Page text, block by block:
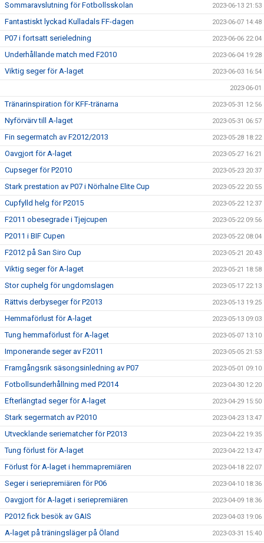
Sommaravslutning för Fotbollsskolan 2023-06-13 21:53
Fantastiskt lyckad Kulladals FF-dagen 2023-06-07 14:48
P07 i fortsatt serieledning 2023-06-06 22:04
Underhållande match med F2010 2023-06-04 19:28
Viktig seger för A-laget 2023-06-03 16:54
2023-06-01
Tränarinspiration för KFF-tränarna 2023-05-31 12:56
Nyförvärv till A-laget 2023-05-31 06:57
Fin segermatch av F2012/2013 2023-05-28 18:22
Oavgjort för A-laget 2023-05-27 16:21
Cupseger för P2010 2023-05-23 20:37
Stark prestation av P07 i Nörhalne Elite Cup 2023-05-22 20:55
Cupfylld helg för P2015 2023-05-22 12:37
F2011 obesegrade i Tjejcupen 2023-05-22 09:56
P2011 i BIF Cupen 2023-05-22 08:04
F2012 på San Siro Cup 2023-05-21 20:43
Viktig seger för A-laget 2023-05-21 18:58
Stor cuphelg för ungdomslagen 2023-05-17 22:13
Rättvis derbyseger för P2013 2023-05-13 19:25
Hemmaförlust för A-laget 2023-05-13 09:03
Tung hemmaförlust för A-laget 2023-05-07 13:10
Imponerande seger av F2011 2023-05-05 21:53
Framgångsrik säsongsinledning av P07 2023-05-01 09:10
Fotbollsunderhållning med P2014 2023-04-30 12:20
Efterlängtad seger för A-laget 2023-04-29 15:50
Stark segermatch av P2010 2023-04-23 13:47
Utvecklande seriematcher för P2013 2023-04-22 19:35
Tung förlust för A-laget 2023-04-22 13:47
Förlust för A-laget i hemmapremiären 2023-04-18 22:07
Seger i seriepremiären för P06 2023-04-10 18:36
Oavgjort för A-laget i seriepremiären 2023-04-09 18:36
P2012 fick besök av GAIS 2023-04-03 19:06
A-laget på träningsläger på Öland 2023-03-31 15:40